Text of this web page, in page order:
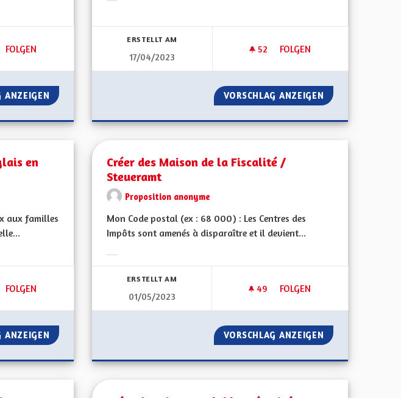
56 FOLLOWER
FOLGEN
CRÉATION DE LA COLLECTIVITÉ D'ALSACE : VERS UN DÉVELOPPEMENT DES TRANSPORTS ET DES
ANZEIGEN CRÉATION DE LA COLLECTIVITÉ D'ALSACE : VERS UN DÉVELOPPEMENT DES
ERSTELLT AM
17/04/2023
52 52 FOLLOWER
FOLGEN
CRÉATION DES LABELS
VORSCHLAG ANZEIGEN CRÉATION DES
en
aux familles
49 FOLLOWER
FOLGEN
CRÉER DES CLASSES BILINGUES ANGLAIS EN PLUS D'ALLEMAND
ANZEIGEN CRÉER DES CLASSES BILINGUES ANGLAIS EN PLUS D'ALLEMAND
Créer des Maison de la Fiscalité /
Steueramt
Proposition anonyme
Mon Code postal (ex : 68 000) : Les Centres des
Impôts sont amenés à disparaître et il devient...
ERSTELLT AM
01/05/2023
49 49 FOLLOWER
FOLGEN
CRÉER DES MAISON DE LA
VORSCHLAG ANZEIGEN CRÉER DES